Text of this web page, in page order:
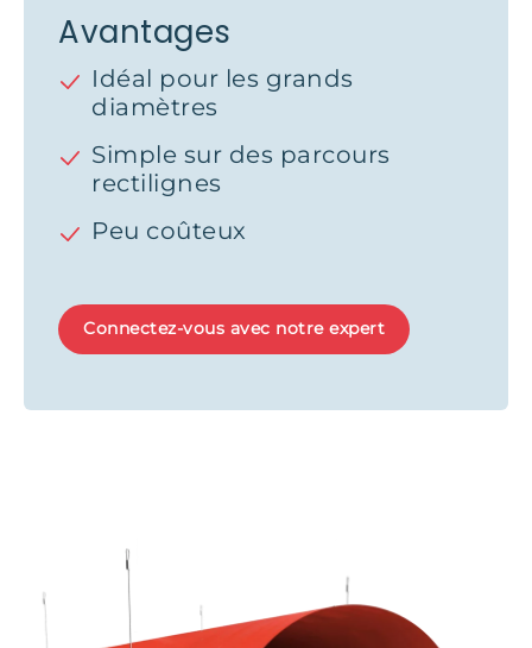
Avantages
Idéal pour les grands
diamètres
Simple sur des parcours
rectilignes
Peu coûteux
Connectez-vous avec notre expert